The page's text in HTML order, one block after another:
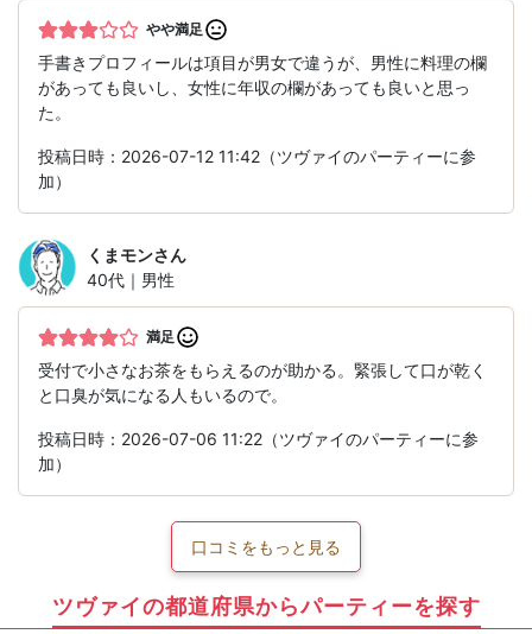
やや満足
手書きプロフィールは項目が男女で違うが、男性に料理の欄
があっても良いし、女性に年収の欄があっても良いと思っ
た。
投稿日時：2026-07-12 11:42（ツヴァイのパーティーに参
加）
くまモンさん
40代｜男性
満足
受付で小さなお茶をもらえるのが助かる。緊張して口が乾く
と口臭が気になる人もいるので。
投稿日時：2026-07-06 11:22（ツヴァイのパーティーに参
加）
口コミをもっと見る
ツヴァイの都道府県からパーティーを探す